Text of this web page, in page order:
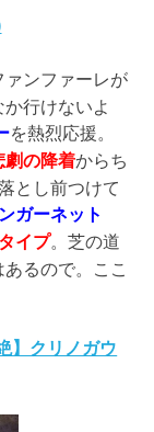
ァンファーレが
行けないよ
を熱烈応援。
劇の降着からち
とし前つけて
ガーネット
イプ。芝の道
るので。ここ
】クリノガウ